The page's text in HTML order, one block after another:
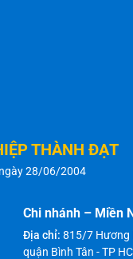
THÀNH ĐẠT
28/06/2004
Chi nhánh – Miền
Địa chỉ: 815/7 Hương
quận Bình Tân - TP